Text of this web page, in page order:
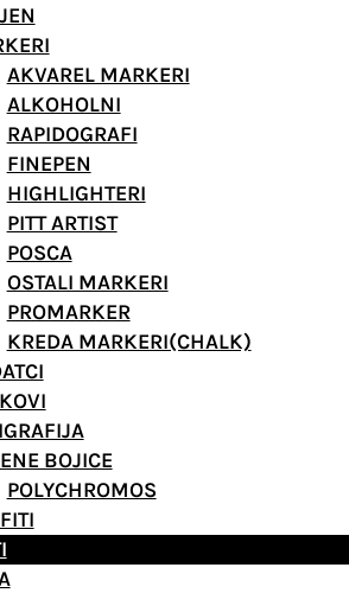
AKVAREL MARKERI
ALKOHOLNI
RAPIDOGRAFI
FINEPEN
HIGHLIGHTERI
PITT ARTIST
POSCA
OSTALI MARKERI
PROMARKER
KREDA MARKERI(CHALK)
BOJICE
POLYCHROMOS